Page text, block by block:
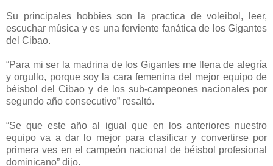
Su principales hobbies son la practica de voleibol, leer,
escuchar música y es una ferviente fanática de los Gigantes
del Cibao.
“Para mi ser la madrina de los Gigantes me llena de alegría
y orgullo, porque soy la cara femenina del mejor equipo de
béisbol del Cibao y de los sub-campeones nacionales por
segundo año consecutivo” resaltó.
“Se que este año al igual que en los anteriores nuestro
equipo va a dar lo mejor para clasificar y convertirse por
primera ves en el campeón nacional de béisbol profesional
dominicano” dijo.